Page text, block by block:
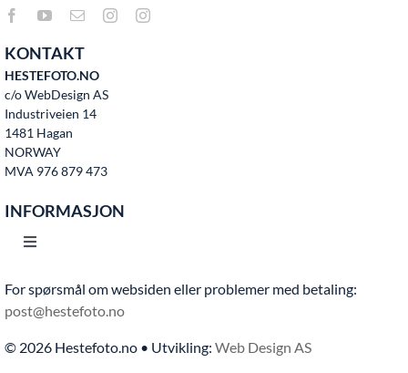
KONTAKT
HESTEFOTO.NO
c/o WebDesign AS
Industriveien 14
1481 Hagan
NORWAY
MVA 976 879 473
INFORMASJON
Toggle
Hjem
Bruksvilkår
For spørsmål om websiden eller problemer med betaling:
post@hestefoto.no
© 2026 Hestefoto.no • Utvikling: Web Design AS